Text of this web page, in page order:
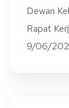
Dewan
Rapat
9/06/